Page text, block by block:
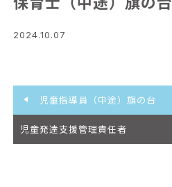
2024.10.07
児童指導員（中途）旗の台
児童発達支援管理責任者